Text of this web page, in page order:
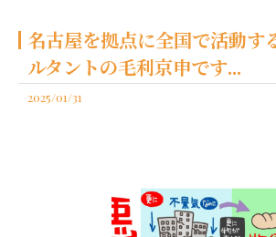
名古屋を拠点に全国で活動す
ルタントの毛利京申です...
2025/01/31